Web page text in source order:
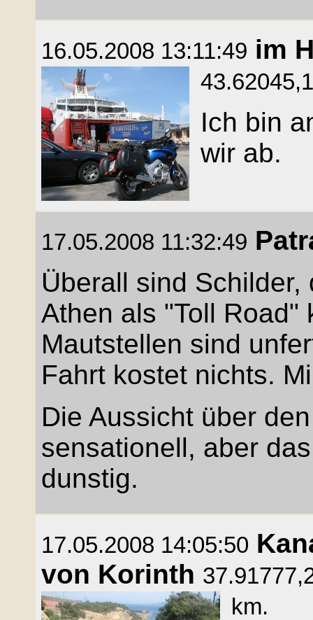
16.05.2008 13:11:49 im
Ich bin
wir ab.
17.05.2008 11:32:49
Überall sind
Athen als "Toll Road"
Mautstellen sind
Fahrt kostet nichts.
Die Aussicht über
sensationell, aber
dunstig.
17.05.2008 14:05:50
von Korinth
km.